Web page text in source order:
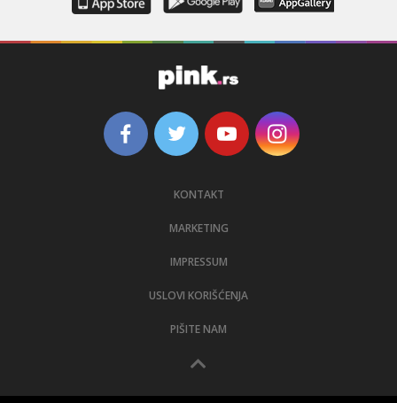
KONTAKT
MARKETING
IMPRESSUM
USLOVI KORIŠĆENJA
PIŠITE NAM